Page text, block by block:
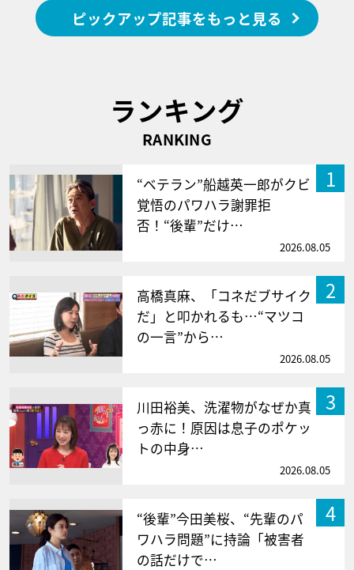
ピックアップ記事をもっと見る
ランキング
RANKING
1
“ベテラン”船越英一郎がクビ
覚悟のパワハラ謝罪拒
否！“後輩”だけ…
2026.08.05
2
高橋真麻、「コネだブサイク
だ」と叩かれるも…“マツコ
の一言”から…
2026.08.05
3
川田裕美、洗濯物がなぜか真
っ赤に！原因は息子のポケッ
トの中身…
2026.08.05
4
“後輩”今田美桜、“先輩のパ
ワハラ問題”に持論「被害者
の話だけで…